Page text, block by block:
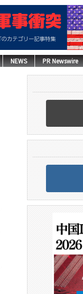
NEWS PR Newswire